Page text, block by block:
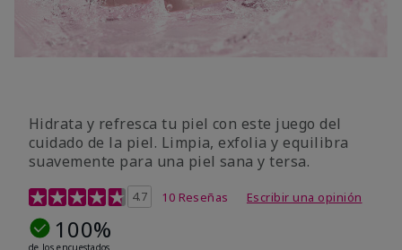
Hidrata y refresca tu piel con este juego del
cuidado de la piel. Limpia, exfolia y equilibra
suavemente para una piel sana y tersa.
Calificación de clientes de 5 de 5
4.7 10 Reseñas Escribir una opinión
100%
de los encuestados